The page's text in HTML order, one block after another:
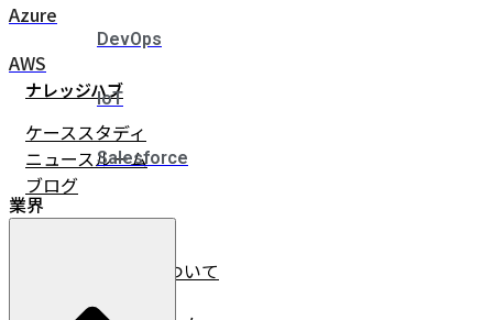
Azure
AWS
ナレッジハブ
ケーススタディ
ニュースルーム
ブログ
イノベーチャーについて
DevOps
IoT
Salesforce
業界